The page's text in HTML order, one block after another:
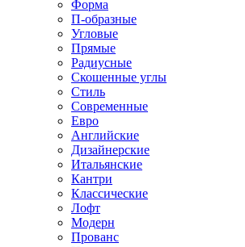
Форма
П-образные
Угловые
Прямые
Радиусные
Скошенные углы
Стиль
Современные
Евро
Английские
Дизайнерские
Итальянские
Кантри
Классические
Лофт
Модерн
Прованс